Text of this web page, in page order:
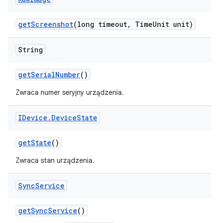
getScreenshot(long timeout, TimeUnit unit)
String
getSerialNumber()
Zwraca numer seryjny urządzenia.
IDevice . DeviceState
getState()
Zwraca stan urządzenia.
SyncService
getSyncService()